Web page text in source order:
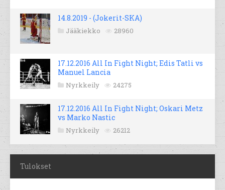
14.8.2019 - (Jokerit-SKA)
Jääkiekko 28960
17.12.2016 All In Fight Night; Edis Tatli vs
Manuel Lancia
Nyrkkeily 24275
17.12.2016 All In Fight Night; Oskari Metz
vs Marko Nastic
Nyrkkeily 26212
Tulokset